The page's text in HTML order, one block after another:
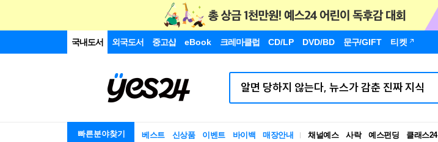
국내도서 외국도서 중고샵 eBook 크레마클럽 CD/LP DVD/BD 문구/GIFT 티켓
빠른분야찾기 베스트 신상품 이벤트 바이백 매장안내 채널예스 사락 예스펀딩 클래스24